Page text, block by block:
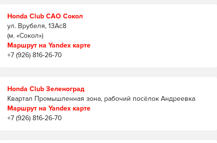
Honda Club САО Сокол
ул. Врубеля, 13Ас8
(м. «Сокол»)
Маршрут на Yandex карте
+7 (926) 816-26-70
Honda Club Зеленоград
Квартал Промышленная зона, рабочий посёлок Андреевка
Маршрут на Yandex карте
+7 (926) 816-26-70